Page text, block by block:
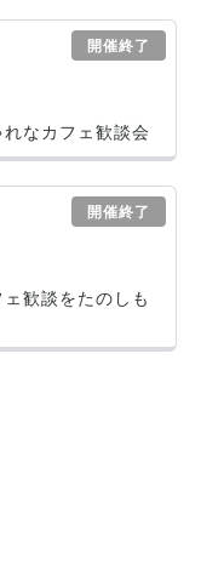
開催終了
なカフェ歓談会
開催終了
歓談をたのしも